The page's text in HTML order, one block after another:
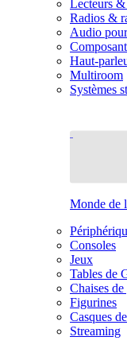
Lecteurs
Radios &
Audio
Haut-
Multiroom
Systèmes
Monde de
Consoles
Jeux
Tables de
Chaises
Figurines
Casques
Streaming